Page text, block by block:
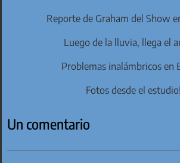
Reporte de Graham del Show
Luego de la lluvia, llega el
Problemas inalámbricos en
Fotos desde el estudio!
Un comentario